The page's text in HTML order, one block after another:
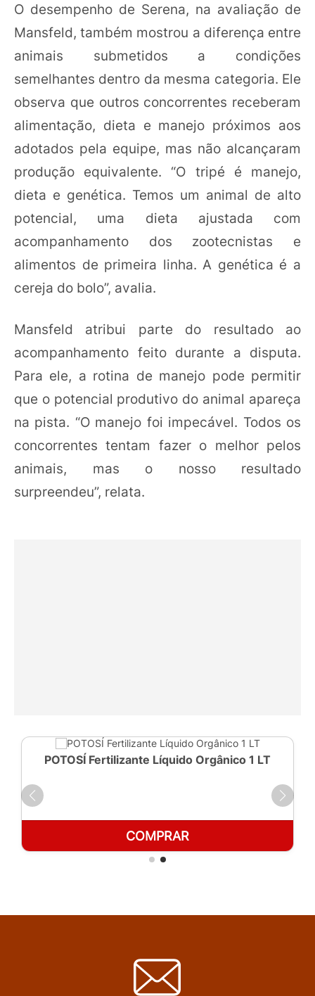
O desempenho de Serena, na avaliação de
Mansfeld, também mostrou a diferença entre
animais submetidos a condições
semelhantes dentro da mesma categoria. Ele
observa que outros concorrentes receberam
alimentação, dieta e manejo próximos aos
adotados pela equipe, mas não alcançaram
produção equivalente. “O tripé é manejo,
dieta e genética. Temos um animal de alto
potencial, uma dieta ajustada com
acompanhamento dos zootecnistas e
alimentos de primeira linha. A genética é a
cereja do bolo”, avalia.
Mansfeld atribui parte do resultado ao
acompanhamento feito durante a disputa.
Para ele, a rotina de manejo pode permitir
que o potencial produtivo do animal apareça
na pista. “O manejo foi impecável. Todos os
concorrentes tentam fazer o melhor pelos
animais, mas o nosso resultado
surpreendeu”, relata.
POTOSÍ Fertilizante Líquido Orgânico 1 LT
COMPRAR